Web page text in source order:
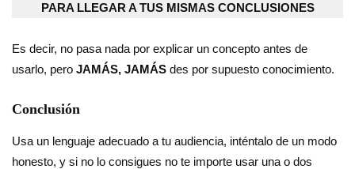
PARA LLEGAR A TUS MISMAS CONCLUSIONES
Es decir, no pasa nada por explicar un concepto antes de
usarlo, pero JAMÁS, JAMÁS des por supuesto conocimiento.
Conclusión
Usa un lenguaje adecuado a tu audiencia, inténtalo de un modo
honesto, y si no lo consigues no te importe usar una o dos